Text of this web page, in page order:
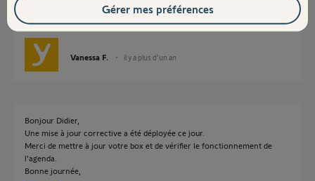
Bonne journée,
Vanessa F. il y a plus d'un an
Bonjour Didier,
Une mise à jour corrective a été déployée ce jour.
Merci de mettre à jour votre box et de vérifier le fonctionnement de
l'agenda.
Bonne journée,
Gérer mes préférences